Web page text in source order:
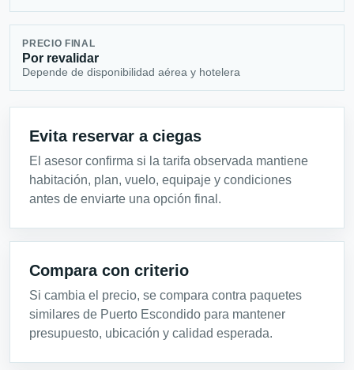
PRECIO FINAL
Por revalidar
Depende de disponibilidad aérea y hotelera
Evita reservar a ciegas
El asesor confirma si la tarifa observada mantiene
habitación, plan, vuelo, equipaje y condiciones
antes de enviarte una opción final.
Compara con criterio
Si cambia el precio, se compara contra paquetes
similares de Puerto Escondido para mantener
presupuesto, ubicación y calidad esperada.